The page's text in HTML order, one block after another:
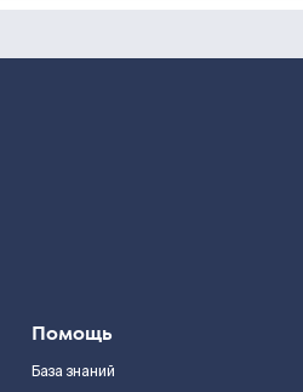
Помощь
База знаний